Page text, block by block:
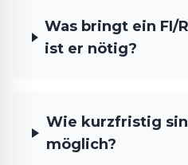
Was bringt ein FI/
ist er nötig?
Wie kurzfristig
möglich?